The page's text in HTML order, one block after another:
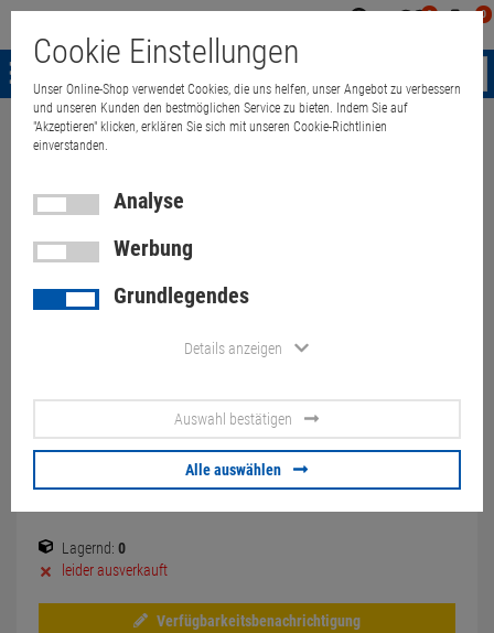
0 0
Menü
Weiter einkaufen
Cyviz AS XED F30 Steuerung
für ProjectionDesign F32
wuxga/1080p F30 wuxga/SX+
4,10 €
Lagernd: 0
leider ausverkauft
Verfügbarkeitsbenachrichtigung
Cookie Einstellungen
Unser Online-Shop verwendet Cookies, die uns helfen, unser Angebot zu verbessern
und unseren Kunden den bestmöglichen Service zu bieten. Indem Sie auf
"Akzeptieren" klicken, erklären Sie sich mit unseren Cookie-Richtlinien
einverstanden.
Analyse
Werbung
Grundlegendes
Details anzeigen
Auswahl bestätigen
Alle auswählen